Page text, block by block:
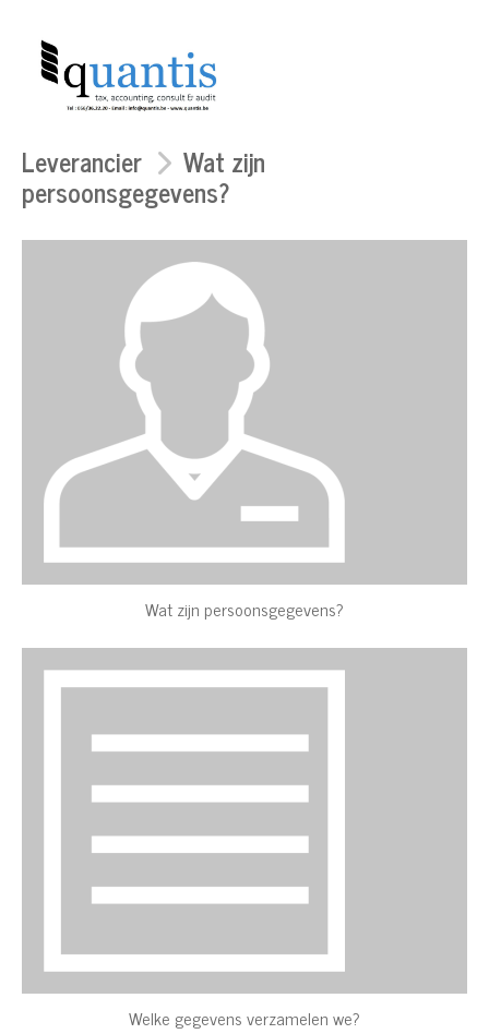
Leverancier Wat zijn
persoonsgegevens?
Wat zijn persoonsgegevens?
Welke gegevens verzamelen we?